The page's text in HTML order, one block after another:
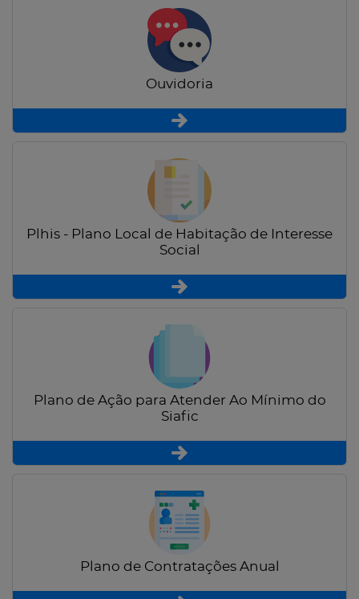
Ouvidoria
Plhis - Plano Local de Habitação de Interesse
Social
Plano de Ação para Atender Ao Mínimo do
Siafic
Plano de Contratações Anual